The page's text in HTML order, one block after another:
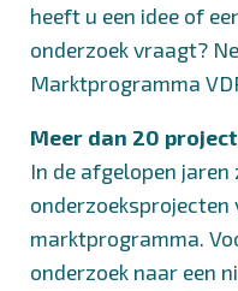
heeft u een idee of
onderzoek vraagt?
Marktprogramma
Meer dan 20
In de afgelopen
marktprogramma.
onderzoek naar een